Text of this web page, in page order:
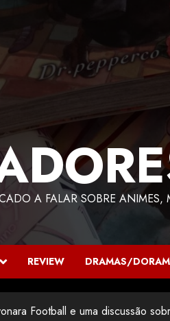
A FALAR SOBRE ANIMES,
REVIEW DRAMAS/
Football e uma discussão